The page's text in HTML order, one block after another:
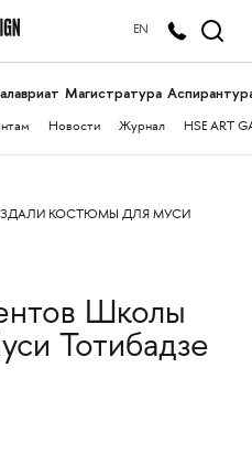
EN
Магистратура
Новости Журнал HSE ART
КОСТЮМЫ ДЛЯ МУСИ
Школы
Тотибадзе